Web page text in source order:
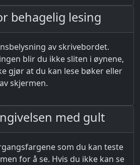
behagelig lesing
av skrivebordet.
blir du ikke sliten i øynene,
gjør at du kan lese bøker eller
skjermen.
med gult
som du kan teste
for å se. Hvis du ikke kan se